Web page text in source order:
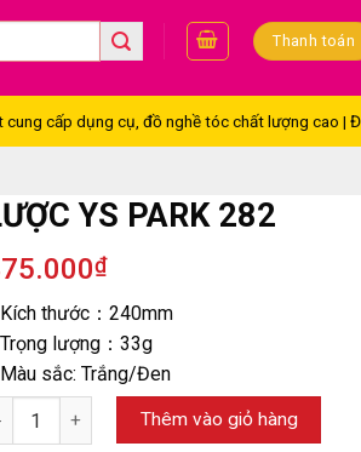
Thanh toán
cấp dụng cụ, đồ nghề tóc chất lượng cao |
YS PARK 282
₫
thước：240mm
lượng：33g
sắc: Trắng/Đen
Thêm vào giỏ hàng